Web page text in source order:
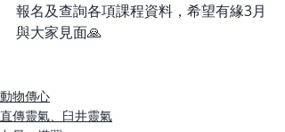
報名及查詢各項課程資料，希望有緣3月
與大家見面🙏
動物傳心
直傳靈氣、臼井靈氣